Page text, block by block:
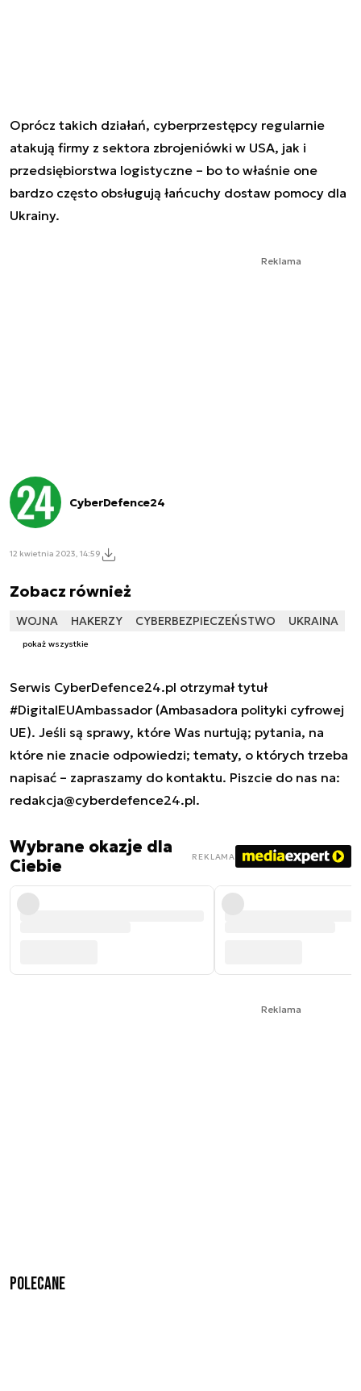
Oprócz takich działań, cyberprzestępcy regularnie
atakują firmy z sektora zbrojeniówki w USA, jak i
przedsiębiorstwa logistyczne – bo to właśnie one
bardzo często obsługują łańcuchy dostaw pomocy dla
Ukrainy.
Reklama
CyberDefence24
12 kwietnia 2023, 14:59
Zobacz również
WOJNA HAKERZY CYBERBEZPIECZEŃSTWO UKRAINA
pokaż wszystkie
Serwis CyberDefence24.pl otrzymał tytuł
#DigitalEUAmbassador (Ambasadora polityki cyfrowej
UE). Jeśli są sprawy, które Was nurtują; pytania, na
które nie znacie odpowiedzi; tematy, o których trzeba
napisać – zapraszamy do kontaktu. Piszcie do nas na:
redakcja@cyberdefence24.pl.
Wybrane okazje dla
Ciebie
REKLAMA
Reklama
Polecane